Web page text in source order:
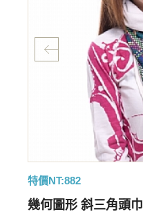
特價NT:882
幾何圖形 斜三角頭巾